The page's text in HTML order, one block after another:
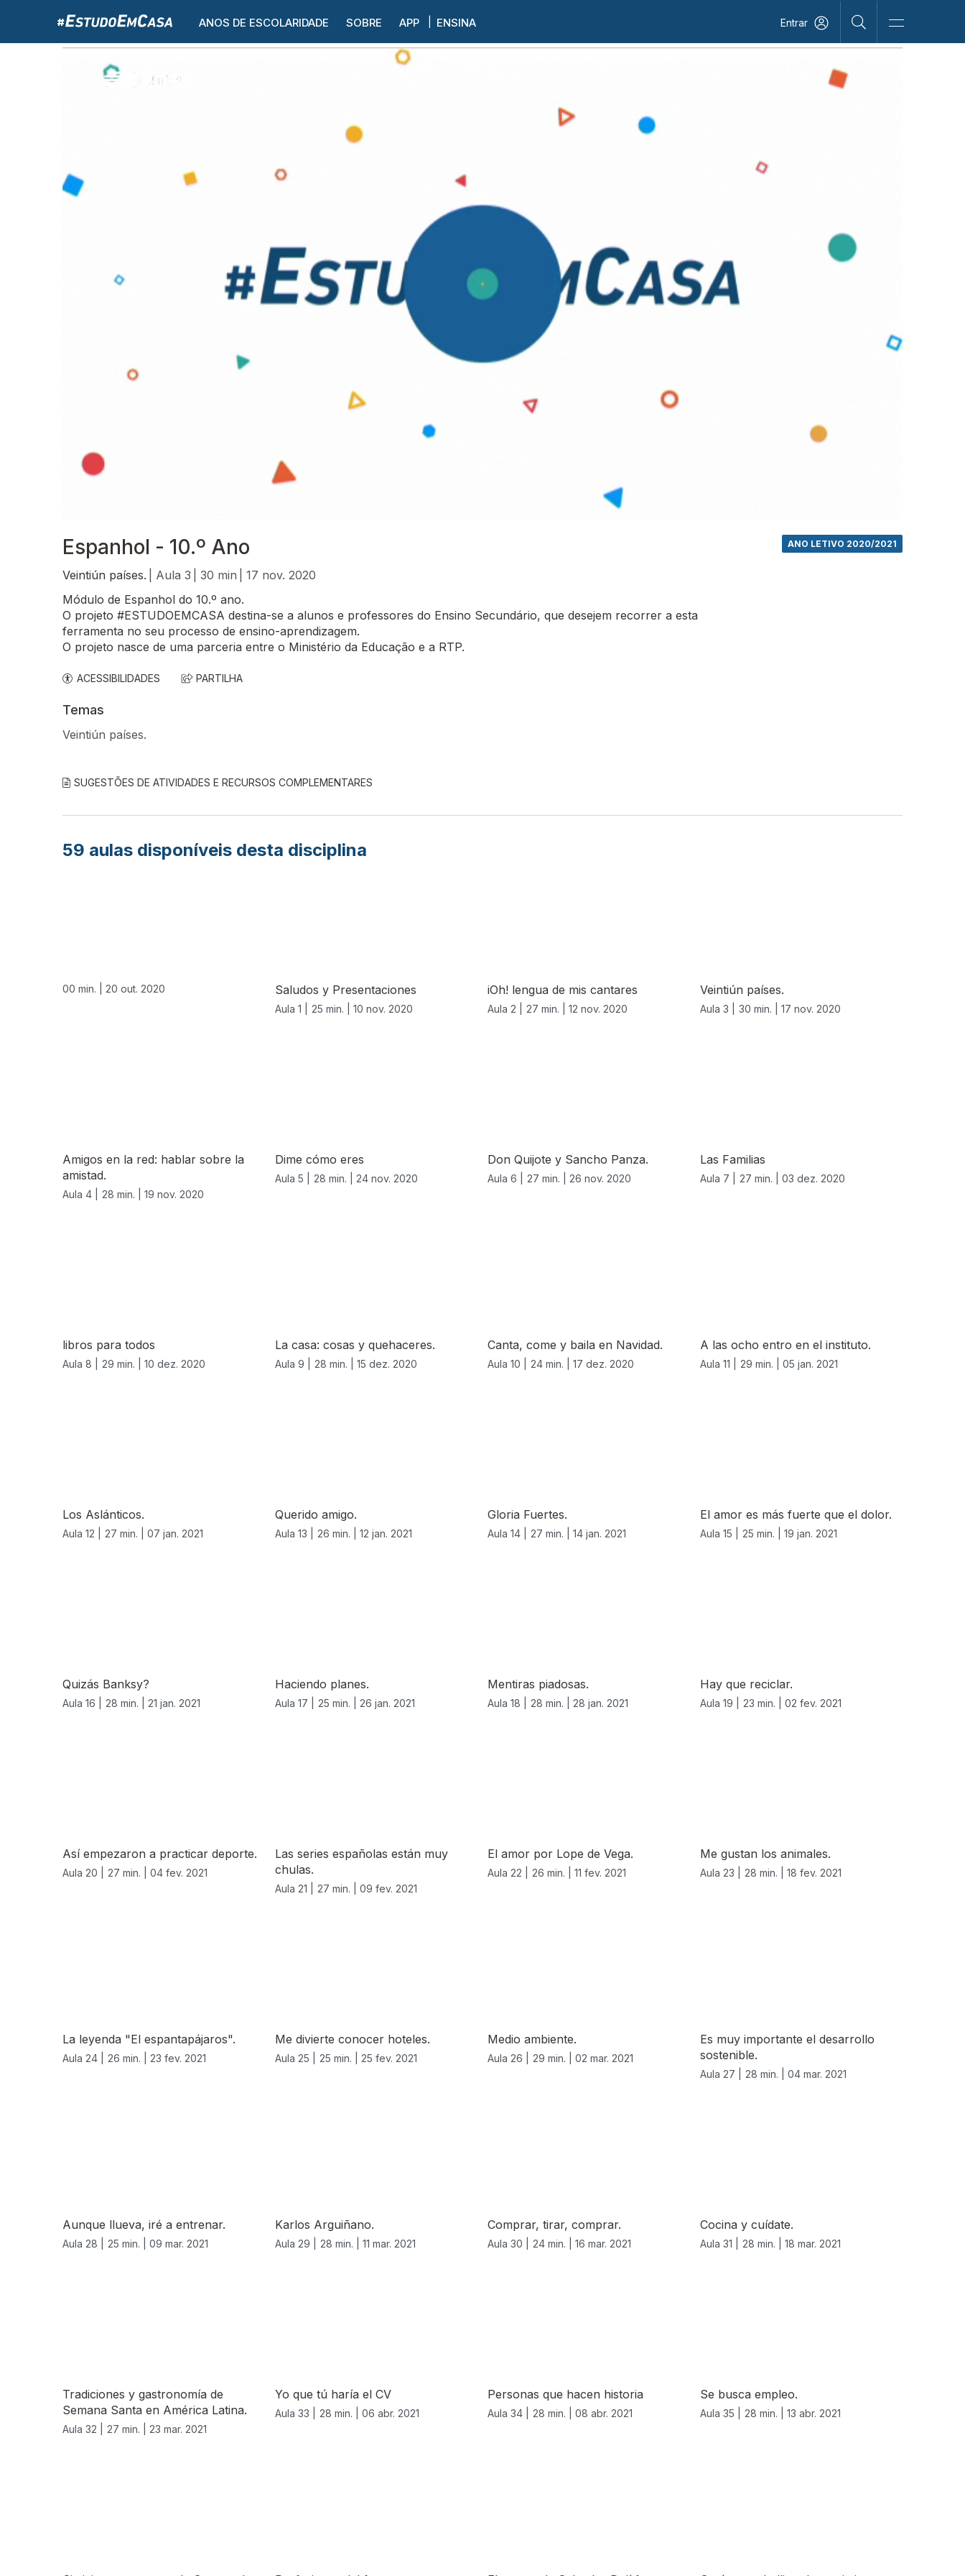
ANOS DE ESCOLARIDADE SOBRE APP ENSINA Entrar
Espanhol - 10.º Ano
Veintiún países. | Aula 3 | 30 min | 17 nov. 2020
ANO LETIVO 2020/2021
Módulo de Espanhol do 10.º ano.
O projeto #ESTUDOEMCASA destina-se a alunos e professores do Ensino Secundário, que desejem recorrer a esta
ferramenta no seu processo de ensino-aprendizagem.
O projeto nasce de uma parceria entre o Ministério da Educação e a RTP.
ACESSIBILIDADES PARTILHA
Temas
Veintiún países.
SUGESTÕES DE ATIVIDADES E RECURSOS COMPLEMENTARES
59 aulas disponíveis desta disciplina
00 min. | 20 out. 2020 Saludos y Presentaciones
Aula 1 | 25 min. | 10 nov. 2020
iOh! lengua de mis cantares
Aula 2 | 27 min. | 12 nov. 2020
Veintiún países.
Aula 3 | 30 min. | 17 nov. 2020
Amigos en la red: hablar sobre la
amistad.
Aula 4 | 28 min. | 19 nov. 2020
Dime cómo eres
Aula 5 | 28 min. | 24 nov. 2020
Don Quijote y Sancho Panza.
Aula 6 | 27 min. | 26 nov. 2020
Las Familias
Aula 7 | 27 min. | 03 dez. 2020
libros para todos
Aula 8 | 29 min. | 10 dez. 2020
La casa: cosas y quehaceres.
Aula 9 | 28 min. | 15 dez. 2020
Canta, come y baila en Navidad.
Aula 10 | 24 min. | 17 dez. 2020
A las ocho entro en el instituto.
Aula 11 | 29 min. | 05 jan. 2021
Los Aslánticos.
Aula 12 | 27 min. | 07 jan. 2021
Querido amigo.
Aula 13 | 26 min. | 12 jan. 2021
Gloria Fuertes.
Aula 14 | 27 min. | 14 jan. 2021
El amor es más fuerte que el dolor.
Aula 15 | 25 min. | 19 jan. 2021
Quizás Banksy?
Aula 16 | 28 min. | 21 jan. 2021
Haciendo planes.
Aula 17 | 25 min. | 26 jan. 2021
Mentiras piadosas.
Aula 18 | 28 min. | 28 jan. 2021
Hay que reciclar.
Aula 19 | 23 min. | 02 fev. 2021
Así empezaron a practicar deporte.
Aula 20 | 27 min. | 04 fev. 2021
Las series españolas están muy
chulas.
Aula 21 | 27 min. | 09 fev. 2021
El amor por Lope de Vega.
Aula 22 | 26 min. | 11 fev. 2021
Me gustan los animales.
Aula 23 | 28 min. | 18 fev. 2021
La leyenda "El espantapájaros".
Aula 24 | 26 min. | 23 fev. 2021
Me divierte conocer hoteles.
Aula 25 | 25 min. | 25 fev. 2021
Medio ambiente.
Aula 26 | 29 min. | 02 mar. 2021
Es muy importante el desarrollo
sostenible.
Aula 27 | 28 min. | 04 mar. 2021
Aunque llueva, iré a entrenar.
Aula 28 | 25 min. | 09 mar. 2021
Karlos Arguiñano.
Aula 29 | 28 min. | 11 mar. 2021
Comprar, tirar, comprar.
Aula 30 | 24 min. | 16 mar. 2021
Cocina y cuídate.
Aula 31 | 28 min. | 18 mar. 2021
Tradiciones y gastronomía de
Semana Santa en América Latina.
Aula 32 | 27 min. | 23 mar. 2021
Yo que tú haría el CV
Aula 33 | 28 min. | 06 abr. 2021
Personas que hacen historia
Aula 34 | 28 min. | 08 abr. 2021
Se busca empleo.
Aula 35 | 28 min. | 13 abr. 2021